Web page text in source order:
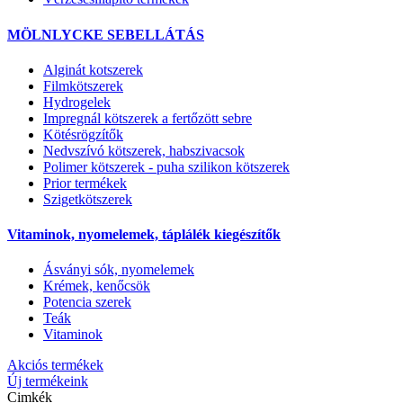
MÖLNLYCKE SEBELLÁTÁS
Alginát kotszerek
Filmkötszerek
Hydrogelek
Impregnál kötszerek a fertőzött sebre
Kötésrögzítők
Nedvszívó kötszerek, habszivacsok
Polimer kötszerek - puha szilikon kötszerek
Prior termékek
Szigetkötszerek
Vitaminok, nyomelemek, táplálék kiegészítők
Ásványi sók, nyomelemek
Krémek, kenőcsök
Potencia szerek
Teák
Vitaminok
Akciós termékek
Új termékeink
Cimkék